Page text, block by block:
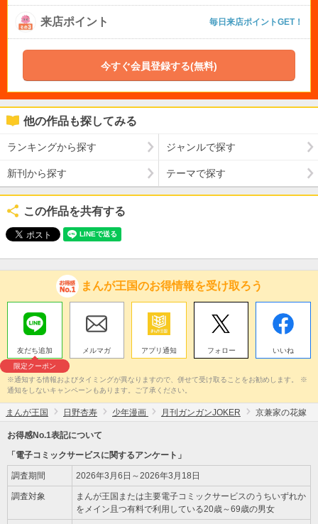
来店ポイント 毎日来店ポイントGET！
今すぐ会員登録する(無料)
他の作品も探してみる
ランキングから探す ジャンルで探す
新刊から探す テーマで探す
この作品を共有する
まんが王国のお得情報を受け取ろう
友だち追加
限定クーポン
メルマガ アプリ通知 フォロー いいね
※通知する情報およびタイミングが異なりますので、併せて受け取ることをお勧めします。 ※
通知をしないキャンペーンもあります。ご了承ください。
まんが王国 日野杏寿 少年漫画 月刊ガンガンJOKER 京兼家の花嫁
お得感No.1表記について
「電子コミックサービスに関するアンケート」
調査期間 2026年3月6日～2026年3月18日
調査対象
まんが王国または主要電子コミックサービスのうちいずれか
をメイン且つ有料で利用している20歳～69歳の男女